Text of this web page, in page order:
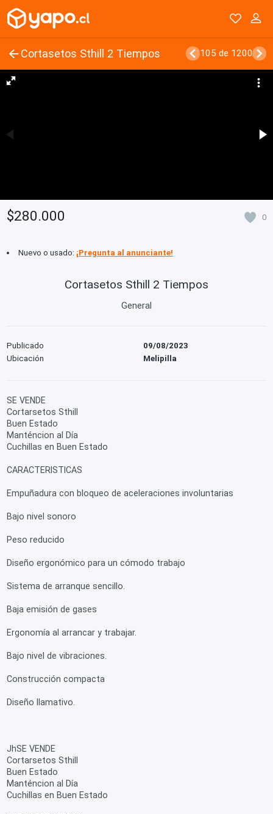
Cortasetos Sthill 2 Tiempos 105 de 1200
$280.000 0
Nuevo o usado: ¡Pregunta al anunciante!
Cortasetos Sthill 2 Tiempos
General
Publicado
09/08/2023
Ubicación
Melipilla
SE VENDE
Cortarsetos Sthill
Buen Estado
Manténcion al Día
Cuchillas en Buen Estado
CARACTERISTICAS
Empuñadura con bloqueo de aceleraciones involuntarias
Bajo nivel sonoro
Peso reducido
Diseño ergonómico para un cómodo trabajo
Sistema de arranque sencillo.
Baja emisión de gases
Ergonomía al arrancar y trabajar.
Bajo nivel de vibraciones.
Construcción compacta
Diseño llamativo.
JhSE VENDE
Cortarsetos Sthill
Buen Estado
Manténcion al Día
Cuchillas en Buen Estado